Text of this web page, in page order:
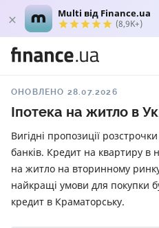
Multi від Finance.ua
(8,9K+)
ОНОВЛЕНО 28.07.2026
Іпотека на житло в
Вигідні пропозиції
банків. Кредит на квартиру в
на житло на вторинному
найкращі умови для покупки
кредит в Краматорську.